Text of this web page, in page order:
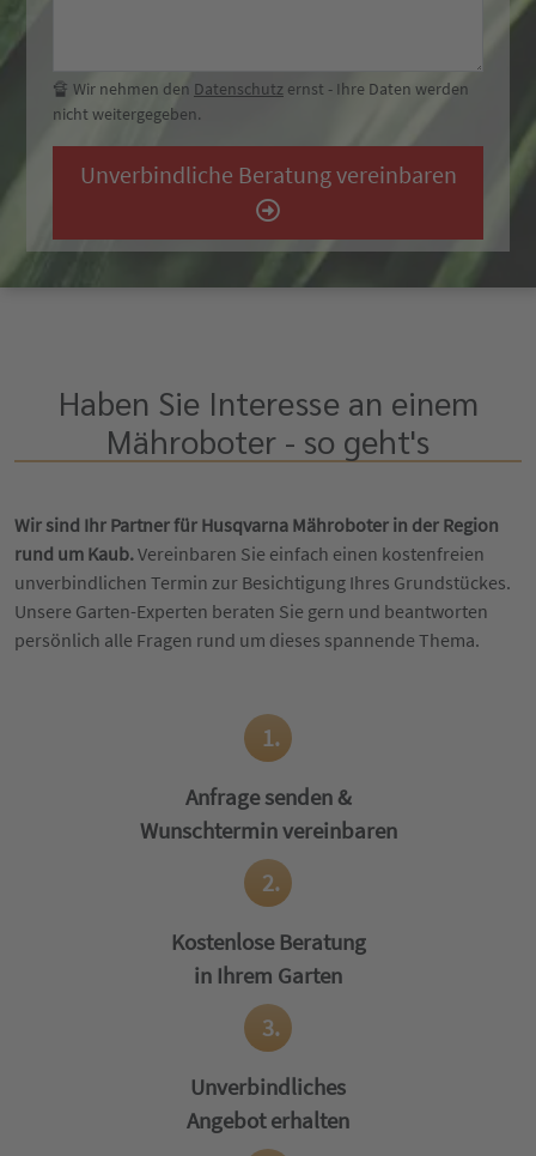
🔏 Wir nehmen den Datenschutz ernst - Ihre Daten werden
nicht weitergegeben.
Haben Sie Interesse an einem
Mähroboter - so geht's
Wir sind Ihr Partner für Husqvarna Mähroboter in der Region
rund um Kaub.Vereinbaren Sie einfach einen kostenfreien
unverbindlichen Termin zur Besichtigung Ihres Grundstückes.
Unsere Garten-Experten beraten Sie gern und beantworten
persönlich alle Fragen rund um dieses spannende Thema.
1.
Anfrage senden &
Wunschtermin vereinbaren
2.
Kostenlose Beratung
in Ihrem Garten
3.
Unverbindliches
Angebot erhalten